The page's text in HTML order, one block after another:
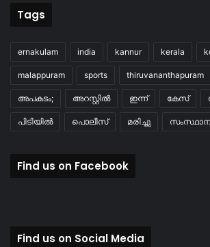
Tags
ernakulam india kannur kerala
malappuram sports thiruvananthapuram
അപകടം; അറസ്റ്റിൽ ഇന്ന് കേസ്
പിടിയിൽ പൊലീസ് മരിച്ചു
Find us on Facebook
Find us on Social Media